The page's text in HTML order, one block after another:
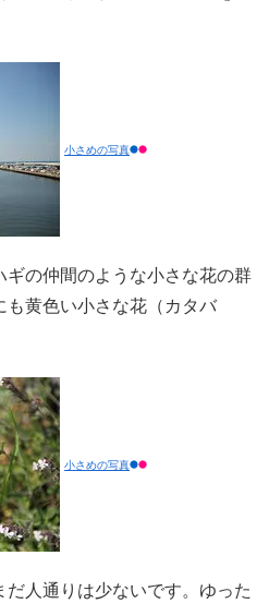
小さめの写真
の仲間のような小さな花の群
黄色い小さな花（カタバ
小さめの写真
人通りは少ないです。ゆった